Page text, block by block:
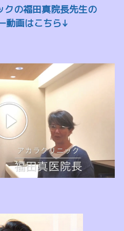
クの福田真院長先生の
動画はこちら↓